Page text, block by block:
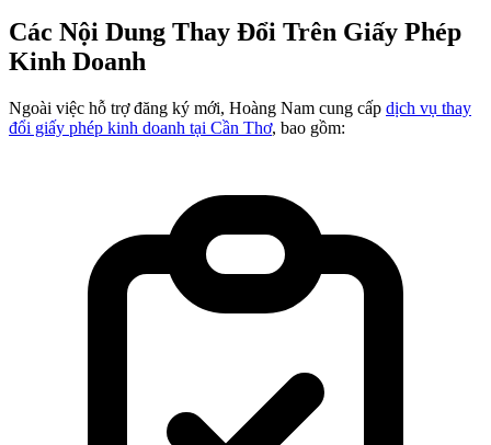
Các Nội Dung Thay Đổi Trên Giấy Phép
Kinh Doanh
Ngoài việc hỗ trợ đăng ký mới, Hoàng Nam cung cấp dịch vụ thay
đổi giấy phép kinh doanh tại Cần Thơ, bao gồm: